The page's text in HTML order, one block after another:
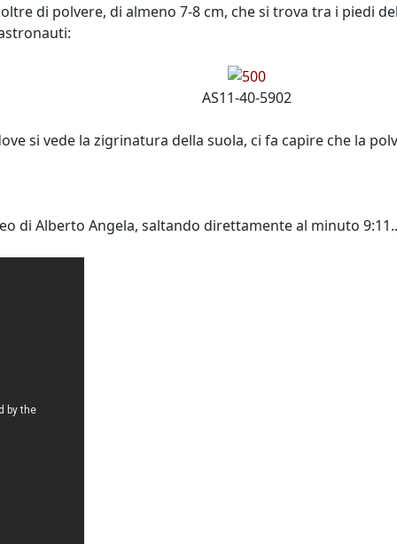
di polvere, di almeno 7-8 cm, che si trova tra i piedi
AS11-40-5902
si vede la zigrinatura della suola, ci fa capire che la
di Alberto Angela, saltando direttamente al minuto